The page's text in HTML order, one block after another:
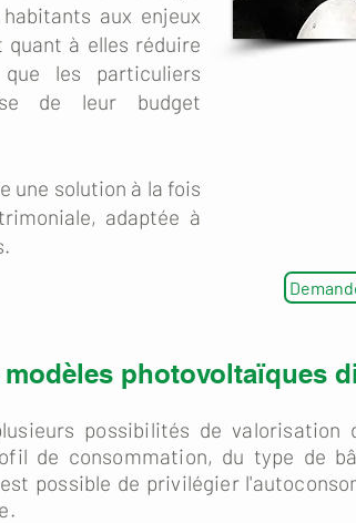
aux enjeux
quant à elles réduire
les particuliers
de leur budget
une solution à la fois
adaptée à
photovoltaïques
possibilités de
de consommation, du type de
possible de privilégier